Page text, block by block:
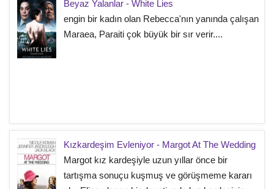
Beyaz Yalanlar - White Lies
engin bir kadın olan Rebecca'nın yanında çalışan
Maraea, Paraiti çok büyük bir sır verir....
Kızkardeşim Evleniyor - Margot At The Wedding
Margot kız kardeşiyle uzun yıllar önce bir
tartışma sonuçu kuşmuş ve görüşmeme kararı